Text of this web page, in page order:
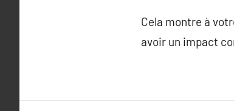
Cela montre à
avoir un impact